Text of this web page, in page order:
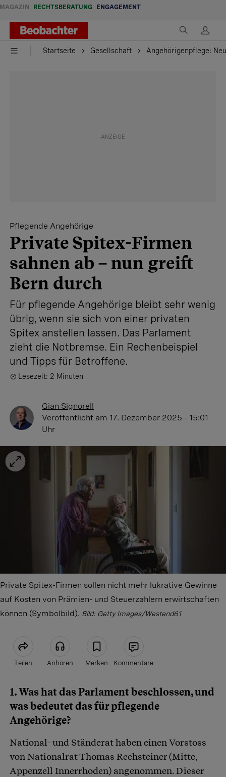
MAGAZIN RECHTSBERATUNG ENGAGEMENT
Startseite Gesellschaft Angehörigenpflege:
Pflegende Angehörige
Private Spitex-Firmen
sahnen ab – nun greift
Bern durch
Für pflegende Angehörige bleibt sehr wenig
übrig, wenn sie sich von einer privaten
Spitex anstellen lassen. Das Parlament
zieht die Notbremse. Ein Rechenbeispiel
und Tipps für Betroffene.
Lesezeit: 2 Minuten
Gian Signorell
Veröffentlicht am 17. Dezember 2025 - 15:01
Uhr
Private Spitex-Firmen sollen nicht mehr lukrative Gewinne
auf Kosten von Prämien- und Steuerzahlern erwirtschaften
können (Symbolbild). Bild: Getty Images/Westend61
Teilen Anhören Merken Kommentare
Artikel teilen
1. Was hat das Parlament beschlossen, und
was bedeutet das für pflegende
Angehörige?
National- und Ständerat haben einen Vorstoss
von Nationalrat Thomas Rechsteiner (Mitte,
Appenzell Innerrhoden) angenommen. Dieser